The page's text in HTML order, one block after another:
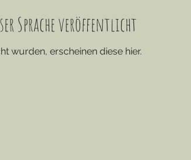
Sprache veröffentlicht
wurden, erscheinen diese hier.